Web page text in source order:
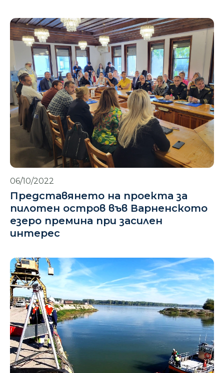
06/10/2022
Представянето на проекта за
пилотен остров във Варненското
езеро премина при засилен
интерес